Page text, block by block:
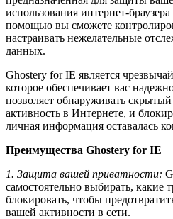
использования интернет-
помощью вы сможете
настраивать нежелательные
данных.
Ghostery for IE является
которое обеспечивает вас
позволяет обнаруживать
активность в Интернете, и
личная информация оставалась
Преимущества Ghostery for IE
1. Защита вашей приватности:
самостоятельно выбирать, какие
блокировать, чтобы
вашей активности в сети.